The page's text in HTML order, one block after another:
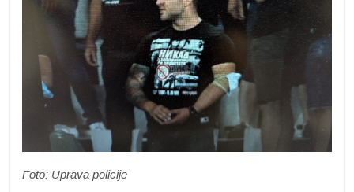
Foto: Uprava policije